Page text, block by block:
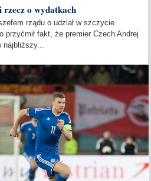
o wydatkach
rządu o udział w szczycie
przyćmił fakt, że premier Czech Andrej